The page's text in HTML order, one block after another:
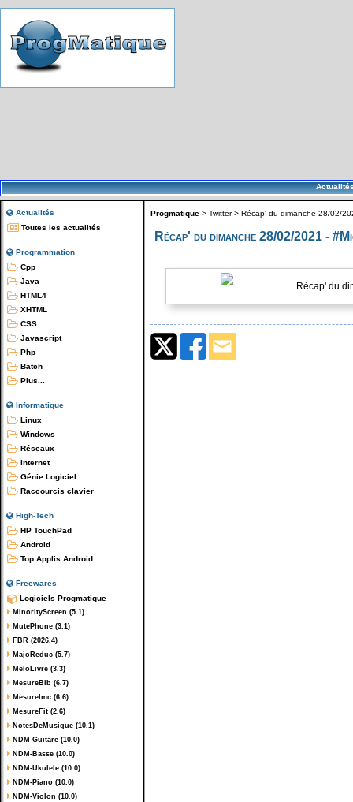
Actualités
Toutes les actualités
Programmation
Cpp
Java
HTML4
XHTML
CSS
Javascript
Php
Batch
Plus...
Informatique
Linux
Windows
Réseaux
Internet
Génie Logiciel
Raccourcis clavier
High-Tech
HP TouchPad
Android
Top Applis Android
Freewares
Logiciels Progmatique
MinorityScreen (5.1)
MutePhone (3.1)
FBR (2026.4)
MajoReduc (5.7)
MeloLivre (3.3)
MesureBib (6.7)
MesureImc (6.6)
MesureFit (2.6)
NotesDeMusique (10.1)
NDM-Guitare (10.0)
NDM-Basse (10.0)
NDM-Ukulele (10.0)
NDM-Piano (10.0)
NDM-Violon (10.0)
Progmatique > Twitter> Récap' du dimanche 28/02/
Récap' du dimanche 28/02/2021 -
Récap' du